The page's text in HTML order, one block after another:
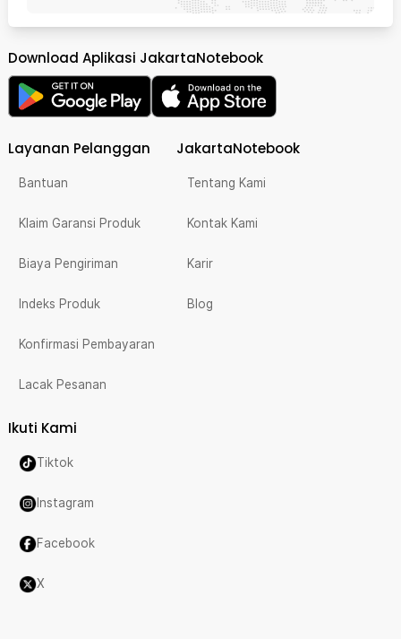
Download Aplikasi JakartaNotebook
Layanan Pelanggan
Bantuan
Klaim Garansi Produk
Biaya Pengiriman
Indeks Produk
Konfirmasi Pembayaran
Lacak Pesanan
JakartaNotebook
Tentang Kami
Kontak Kami
Karir
Blog
Ikuti Kami
Tiktok
Instagram
Facebook
X